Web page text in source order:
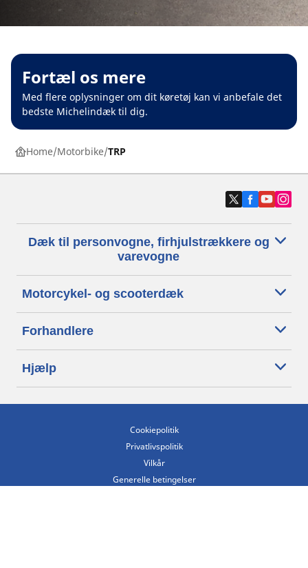
Fortæl os mere
Med flere oplysninger om dit køretøj kan vi anbefale det
bedste Michelindæk til dig.
Home Motorbike TRP
Dæk til personvogne, firhjulstrækkere og
varevogne
Motorcykel- og scooterdæk
Forhandlere
Hjælp
Cookiepolitik
Privatlivspolitik
Vilkår
Generelle betingelser